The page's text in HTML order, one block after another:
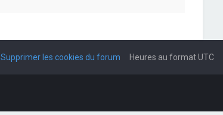
Heures au formatUTC
Supprimer les cookies du forum